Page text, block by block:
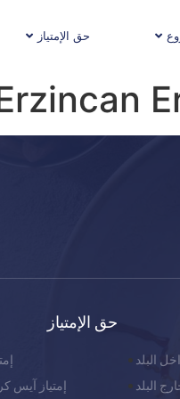
حق الإمتياز
البلد
البلد
حق الإمتياز
إمتياز آيس